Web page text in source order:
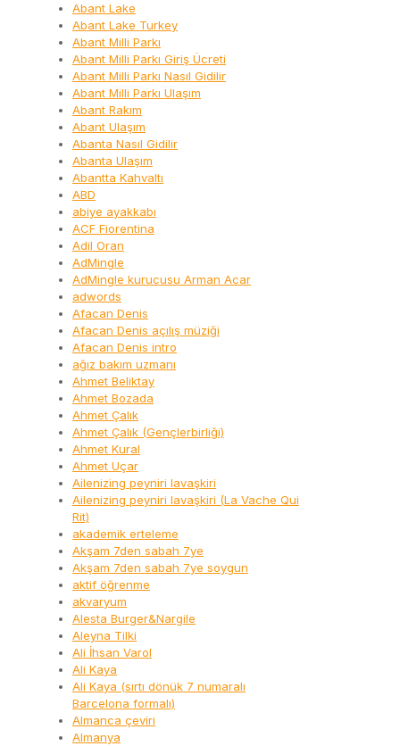
Abant Lake
Abant Lake Turkey
Abant Milli Parkı
Abant Milli Parkı Giriş Ücreti
Abant Milli Parkı Nasıl Gidilir
Abant Milli Parkı Ulaşım
Abant Rakım
Abant Ulaşım
Abanta Nasıl Gidilir
Abanta Ulaşım
Abantta Kahvaltı
ABD
abiye ayakkabı
ACF Fiorentina
Adil Oran
AdMingle
AdMingle kurucusu Arman Acar
adwords
Afacan Denis
Afacan Denis açılış müziği
Afacan Denis intro
ağız bakım uzmanı
Ahmet Beliktay
Ahmet Bozada
Ahmet Çalık
Ahmet Çalık (Gençlerbirliği)
Ahmet Kural
Ahmet Uçar
Ailenizing peyniri lavaşkiri
Ailenizing peyniri lavaşkiri (La Vache Qui
Rit)
akademik erteleme
Akşam 7den sabah 7ye
Akşam 7den sabah 7ye soygun
aktif öğrenme
akvaryum
Alesta Burger&Nargile
Aleyna Tilki
Ali İhsan Varol
Ali Kaya
Ali Kaya (sırtı dönük 7 numaralı
Barcelona formalı)
Almanca çeviri
Almanya